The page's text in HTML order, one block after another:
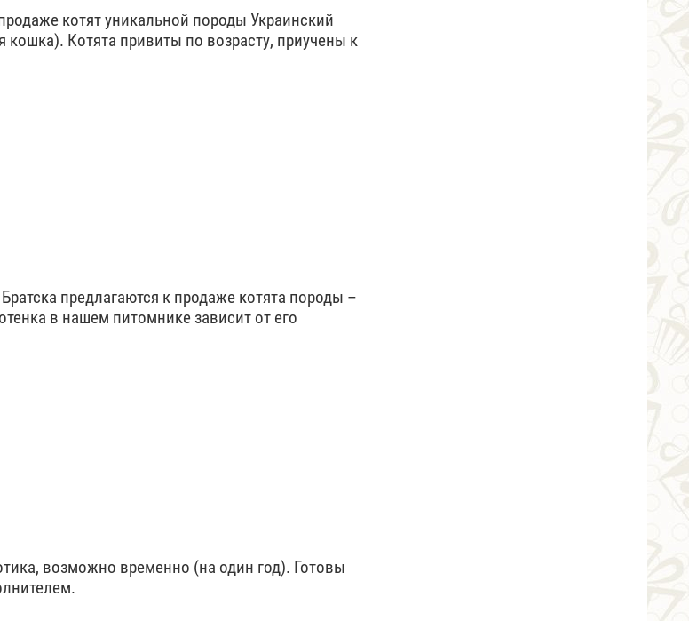
котят уникальной породы Украинский
кошка). Котята привиты по возрасту, приучены к
предлагаются к продаже котята породы –
в нашем питомнике зависит от его
возможно временно (на один год). Готовы